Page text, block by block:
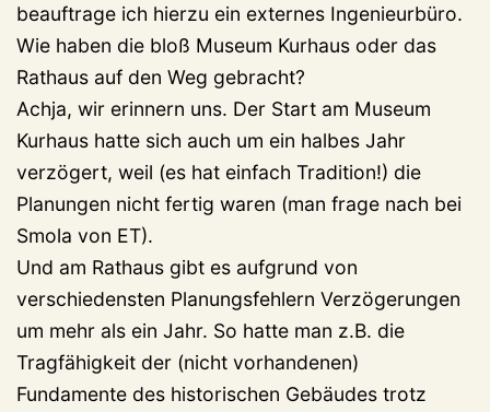
beauftrage ich hierzu ein externes Ingenieurbüro.
Wie haben die bloß Museum Kurhaus oder das
Rathaus auf den Weg gebracht?
Achja, wir erinnern uns. Der Start am Museum
Kurhaus hatte sich auch um ein halbes Jahr
verzögert, weil (es hat einfach Tradition!) die
Planungen nicht fertig waren (man frage nach bei
Smola von ET).
Und am Rathaus gibt es aufgrund von
verschiedensten Planungsfehlern Verzögerungen
um mehr als ein Jahr. So hatte man z.B. die
Tragfähigkeit der (nicht vorhandenen)
Fundamente des historischen Gebäudes trotz